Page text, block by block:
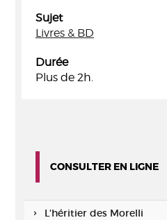
Sujet
Livres & BD
Durée
Plus de 2h.
CONSULTER EN LIGNE
L'héritier des Morelli